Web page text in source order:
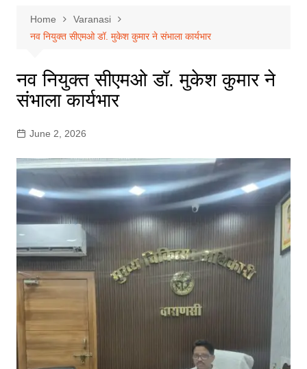
Home
Varanasi
नव नियुक्त सीएमओ डॉ. मुकेश कुमार ने संभाला कार्यभार
नव नियुक्त सीएमओ डॉ. मुकेश कुमार ने
संभाला कार्यभार
June 2, 2026